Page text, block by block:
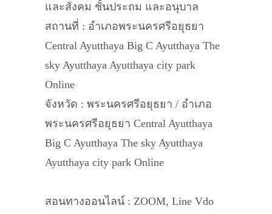
และสังคม ชั้นประถม และอนุบาล
สถานที่ : อำเภอพระนครศรีอยุธยา
Central Ayutthaya Big C Ayutthaya The
sky Ayutthaya Ayutthaya city park
Online
จังหวัด : พระนครศรีอยุธยา / อำเภอ
พระนครศรีอยุธยา Central Ayutthaya
Big C Ayutthaya The sky Ayutthaya
Ayutthaya city park Online
สอนทางออนไลน์ : ZOOM, Line Vdo